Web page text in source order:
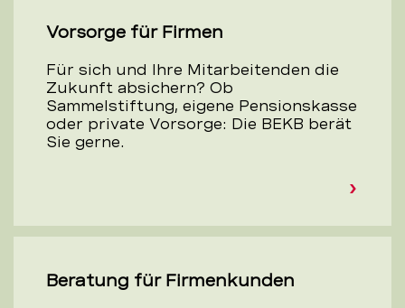
Vorsorge für Firmen
Für sich und Ihre Mitarbeitenden die
Zukunft absichern? Ob
Sammelstiftung, eigene Pensionskasse
oder private Vorsorge: Die BEKB berät
Sie gerne.
Beratung für Firmenkunden